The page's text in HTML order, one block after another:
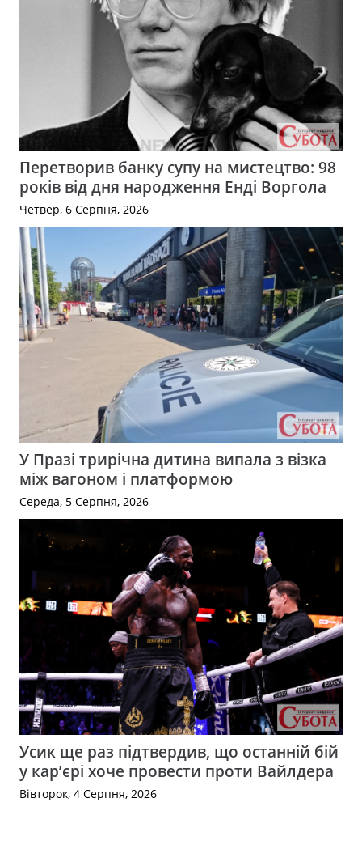
Перетворив банку супу на мистецтво: 98
років від дня народження Енді Воргола
Четвер, 6 Серпня, 2026
У Празі трирічна дитина випала з візка
між вагоном і платформою
Середа, 5 Серпня, 2026
Усик ще раз підтвердив, що останній бій
у кар’єрі хоче провести проти Вайлдера
Вівторок, 4 Серпня, 2026